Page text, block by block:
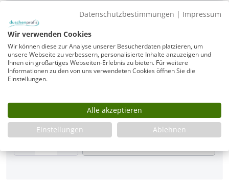
Beschlagfarbe
Datenschutzbestimmungen | Impressum
Wir verwenden Cookies
Wir können diese zur Analyse unserer Besucherdaten platzieren, um
unsere Webseite zu verbessern, personalisierte Inhalte anzuzeigen und
Ihnen ein großartiges Webseiten-Erlebnis zu bieten. Für weitere
Informationen zu den von uns verwendeten Cookies öffnen Sie die
Einstellungen.
Alle akzeptieren
Einstellungen
Ablehnen